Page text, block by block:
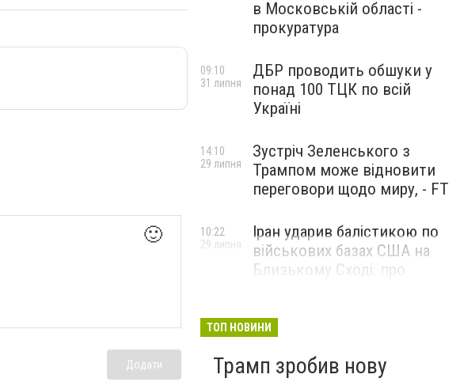
🙂
Додати
в Московській області -
прокуратура
ДБР проводить обшуки у
понад 100 ТЦК по всій
Україні
09:10
31 липня
Зустріч Зеленського з
Трампом може відновити
переговори щодо миру, - FT
14:10
29 липня
Іран ударив балістикою по
військових базах США на
Близькому Сході: про
10:22
29 липня
ТОП НОВИНИ
Трамп зробив нову